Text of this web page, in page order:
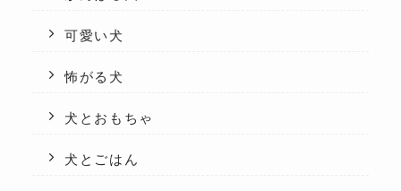
可愛い犬
怖がる犬
犬とおもちゃ
犬とごはん